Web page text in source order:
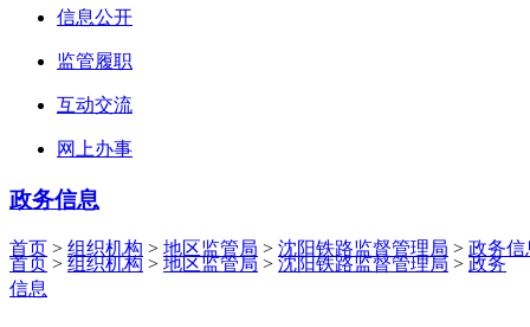
信息公开
监管履职
互动交流
网上办事
政务信息
首页 > 组织机构 > 地区监管局 > 沈阳铁路监督管理局 > 政务信
首页 > 组织机构 > 地区监管局 > 沈阳铁路监督管理局 > 政务
信息